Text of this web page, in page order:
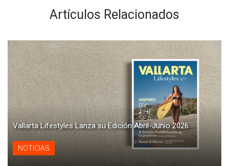
Artículos Relacionados
Vallarta Lifestyles Lanza su Edición Abril-Junio 2026
NOTICIAS